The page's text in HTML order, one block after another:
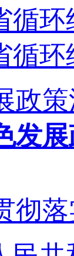
循
循
政
发
彻